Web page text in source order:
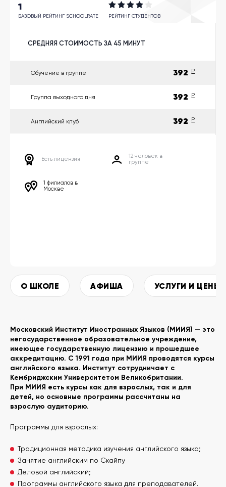
язык
Москва
кабинет
выборе?
1
БАЗОВЫЙ РЕЙТИНГ SCHOOLRATE РЕЙТИНГ СТУДЕНТОВ
СРЕДНЯЯ СТОИМОСТЬ ЗА 45 МИНУТ
Обучение в группе 392 P
Группа выходного дня 392 P
Английский клуб 392 P
Есть лицензия
12 человек в
группе
1 филиалов в
Москве
О ШКОЛЕ АФИША УСЛУГИ И ЦЕНЫ
Московский Институт Иностранных Языков (МИИЯ) — это
негосударственное образовательное учреждение,
имеющее государственную лицензию и прошедшее
аккредитацию. С 1991 года при МИИЯ проводятся курсы
английского языка. Институт сотрудничает с
Кембриджским Университетом Великобритании.
При МИИЯ есть курсы как для взрослых, так и для
детей, но основные программы рассчитаны на
взрослую аудиторию.
Программы для взрослых:
Традиционная методика изучения английского языка;
Занятие английским по Скайпу
Деловой английский;
Программы английского языка для преподавателей.